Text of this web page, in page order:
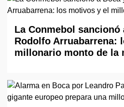
La Conmebol sancionó
Rodolfo Arruabarrena:
millonario monto de la